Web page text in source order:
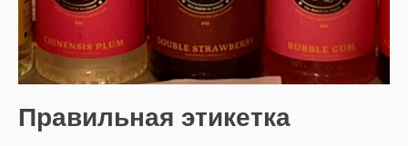
Правильная этикетка